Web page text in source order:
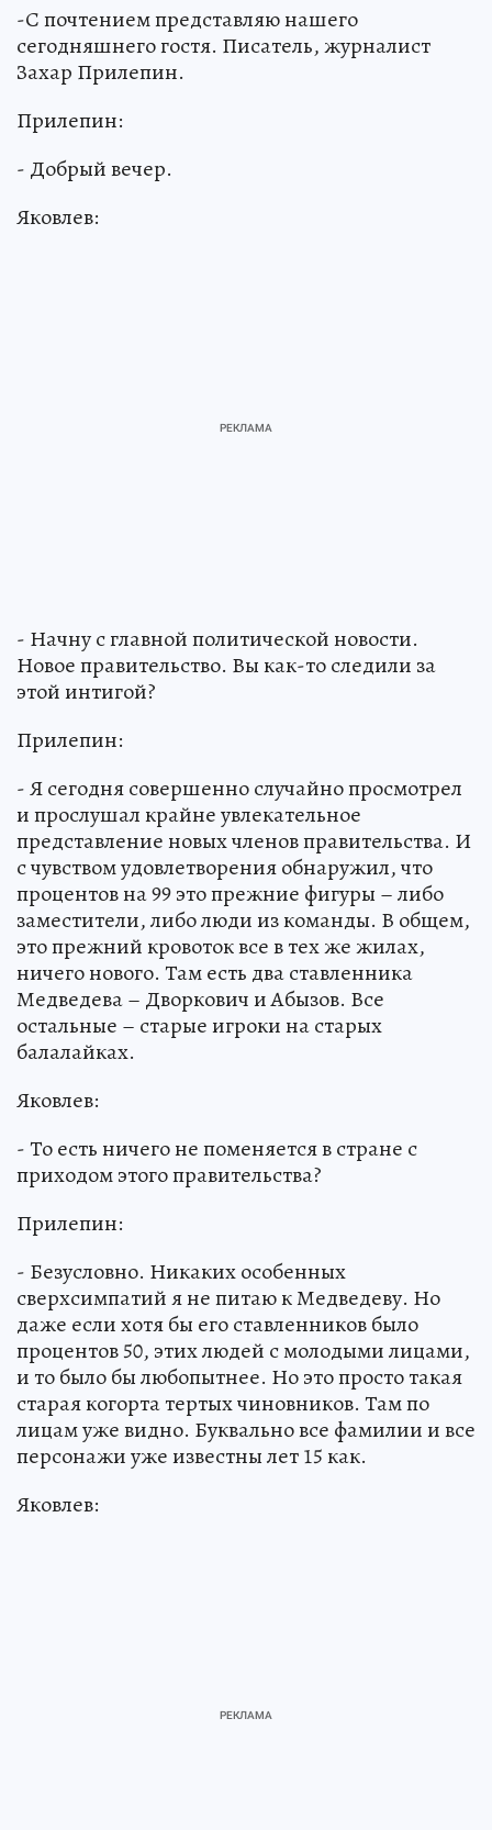
-С почтением представляю нашего
сегодняшнего гостя. Писатель, журналист
Захар Прилепин.
Прилепин:
- Добрый вечер.
Яковлев:
- Начну с главной политической новости.
Новое правительство. Вы как-то следили за
этой интигой?
Прилепин:
- Я сегодня совершенно случайно просмотрел
и прослушал крайне увлекательное
представление новых членов правительства. И
с чувством удовлетворения обнаружил, что
процентов на 99 это прежние фигуры – либо
заместители, либо люди из команды. В общем,
это прежний кровоток все в тех же жилах,
ничего нового. Там есть два ставленника
Медведева – Дворкович и Абызов. Все
остальные – старые игроки на старых
балалайках.
Яковлев:
- То есть ничего не поменяется в стране с
приходом этого правительства?
Прилепин:
- Безусловно. Никаких особенных
сверхсимпатий я не питаю к Медведеву. Но
даже если хотя бы его ставленников было
процентов 50, этих людей с молодыми лицами,
и то было бы любопытнее. Но это просто такая
старая когорта тертых чиновников. Там по
лицам уже видно. Буквально все фамилии и все
персонажи уже известны лет 15 как.
Яковлев: